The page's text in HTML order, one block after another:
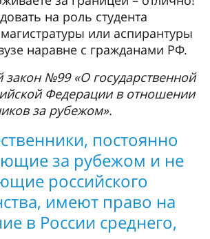
на роль студента
или аспирантуры
наравне с гражданами РФ.
№99 «О государственной
Федерации в отношении
за рубежом».
постоянно
за рубежом и не
российского
имеют право на
в России среднего,